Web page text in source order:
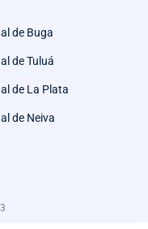
de Buga
de Tuluá
de La Plata
de Neiva